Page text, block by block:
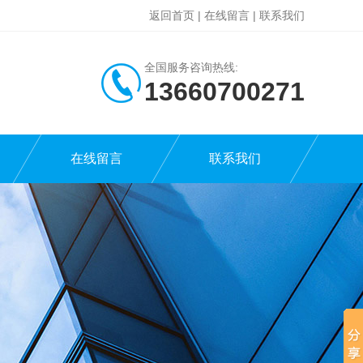
返回首页 | 在线留言 | 联系我们
全国服务咨询热线:
13660700271
在线留言 联系我们